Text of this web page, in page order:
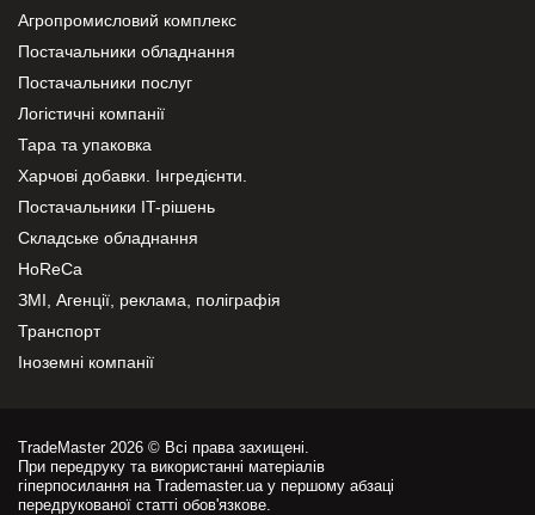
Агропромисловий комплекс
Постачальники обладнання
Постачальники послуг
Логістичні компанії
Тара та упаковка
Харчові добавки. Інгредієнти.
Постачальники IT-рішень
Складське обладнання
HoReCa
ЗМІ, Агенції, реклама, поліграфія
Транспорт
Іноземні компанії
TradeMaster 2026 © Всі права захищені.
При передруку та використанні матеріалів
гіперпосилання на Trademaster.ua у першому абзаці
передрукованої статті обов'язкове.